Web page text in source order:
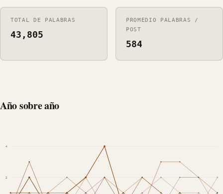
TOTAL DE PALABRAS
43,805
PROMEDIO PALABRAS /
POST
584
Año sobre año
2
4